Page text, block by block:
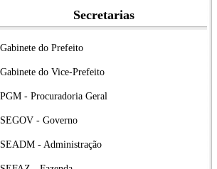
Secretarias
Gabinete do Prefeito
Gabinete do Vice-Prefeito
PGM - Procuradoria Geral
SEGOV - Governo
SEADM - Administração